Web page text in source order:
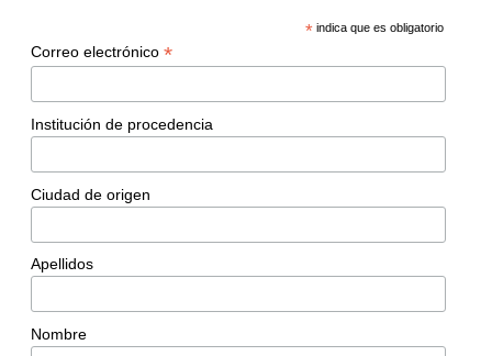
* indica que es obligatorio
Correo electrónico *
Institución de procedencia
Ciudad de origen
Apellidos
Nombre